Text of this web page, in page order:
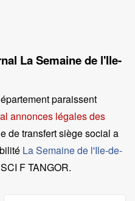
La Semaine de l'Ile-
paraissent
annonces légales des
de transfert siège social a
La Semaine de l'Ile-de-
F TANGOR.